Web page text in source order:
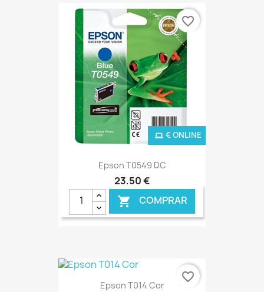
€ ONLINE
Epson T0549 DC
23,50 €
 COMPRAR
€ ONLINE
favorite_border
Epson T014 Cor
favorite_border